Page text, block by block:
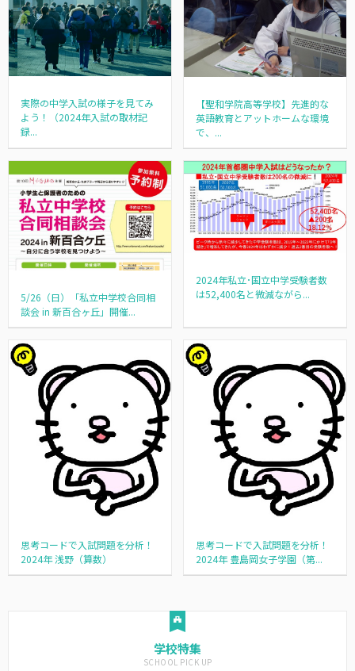
実際の中学入試の様子を見てみ
よう！（2024年入試の取材記
録...
【聖和学院高等学校】先進的な
英語教育とアットホームな環境
で、...
5/26（日）「私立中学校合同相
談会 in 新百合ヶ丘」開催...
2024年私立･国立中学受験者数
は52,400名と微減ながら...
思考コードで入試問題を分析！
2024年 浅野（算数）
思考コードで入試問題を分析！
2024年 豊島岡女子学園（第...
学校特集